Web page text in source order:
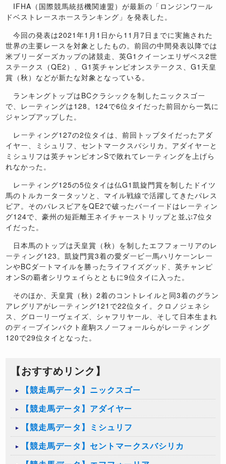
IFHA（国際競馬統括機関連盟）が最新の「ロンジンワール
ドベストレースホースランキング」を発表した。
今回の発表は2021年1月1日から11月7日までに実施された
世界の主要レースを対象としたもの。前回の中間発表以降では
米ブリーダーズカップの諸競走、英G1クイーンエリザベス2世
ステークス（QE2）、G1英チャンピオンステークス、G1天皇
賞（秋）などが新たな対象となっている。
ランキングトップはBCクラシックを制したニックスゴー
で、レーティングは128。124で6位タイだった前回から一気に
ジャンプアップした。
レーティング127の2位タイは、前回トップタイだったアダ
イヤー、ミシュリフ、セントマークスバシリカ。アダイヤーと
ミシュリフは英チャンピオンSで敗れてレーティングを上げら
れなかった。
レーティング125の5位タイは仏G1凱旋門賞を制したドイツ
馬のトルカータータッソと、マイル戦線で活躍してきたパレス
ピア。そのパレスピアをQE2で破ったバーイードはレーティン
グ124で、豪州の短距離王ネイチャーストリップと並ぶ7位タ
イだった。
日本馬のトップは天皇賞（秋）を制したエフフォーリアのレ
ーティング123。凱旋門賞3着の愛ダービー馬ハリケーンレー
ンやBCダートマイルを勝ったライフイズグッド、英チャンピ
オンSの覇者シリウェイらとともに9位タイに入った。
そのほか、天皇賞（秋）2着のコントレイルと同3着のグラン
アレグリアがレーティング121で22位タイ。クロノジェネシ
ス、グローリーヴェイズ、シャフリヤール、そして日本生まれ
のディープインパクト産駒スノーフォールらがレーティング
120で29位タイとなった。
【おすすめリンク】
【競走馬データ】ニックスゴー
【競走馬データ】アダイヤー
【競走馬データ】ミシュリフ
【競走馬データ】セントマークスバシリカ